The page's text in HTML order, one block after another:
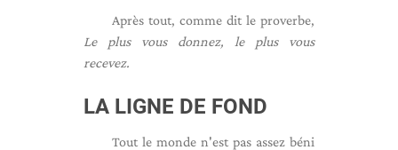
Après tout, comme dit le proverbe,
Le plus vous donnez, le plus vous
recevez.
LA LIGNE DE FOND
Tout le monde n'est pas assez béni